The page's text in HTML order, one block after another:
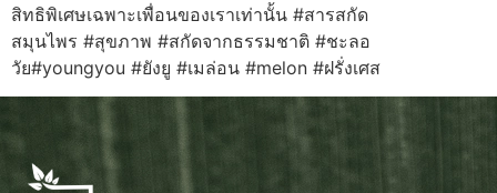
สิทธิพิเศษเฉพาะเพื่อนของเราเท่านั้น #สารสกัด
สมุนไพร #สุขภาพ #สกัดจากธรรมชาติ #ชะลอ
วัย#youngyou #ยังยู #เมล่อน #melon #ฝรั่งเศส